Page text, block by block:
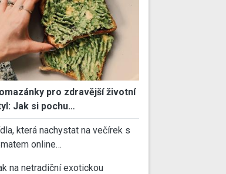
pro zdravější životní
Jak si pochu…
která nachystat na večírek s
online…
na netradiční exotickou